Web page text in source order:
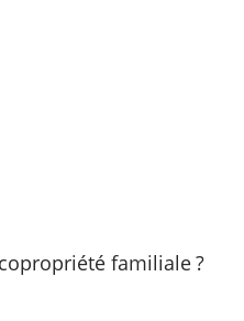
familiale ?